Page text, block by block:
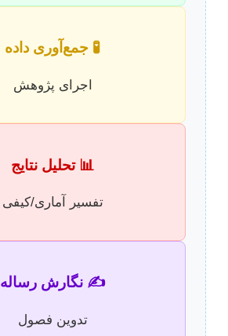
🧪 جمع‌آوری داده
اجرای پژوهش
📊 تحلیل نتایج
تفسیر آماری/کیفی
✍️ نگارش رساله
تدوین فصول